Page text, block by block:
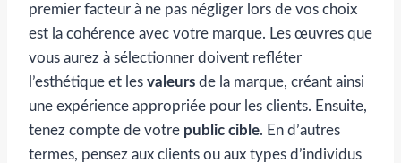
premier facteur à ne pas négliger lors de vos choix
est la cohérence avec votre marque. Les œuvres que
vous aurez à sélectionner doivent refléter
l’esthétique et les valeurs de la marque, créant ainsi
une expérience appropriée pour les clients. Ensuite,
tenez compte de votre public cible. En d’autres
termes, pensez aux clients ou aux types d’individus